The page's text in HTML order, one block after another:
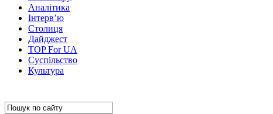
Аналітика
Інтерв’ю
Столиця
Дайджест
TOP For UA
Суспiльство
Культура